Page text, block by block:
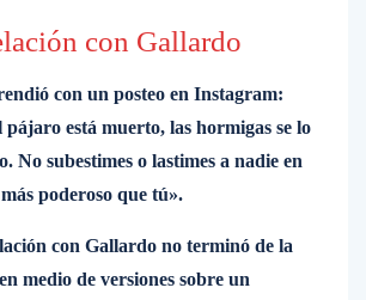
con Gallardo
con un posteo en Instagram:
está muerto, las hormigas se lo
subestimes o lastimes a nadie en
poderoso que tú».
con Gallardo no terminó de la
medio de versiones sobre un